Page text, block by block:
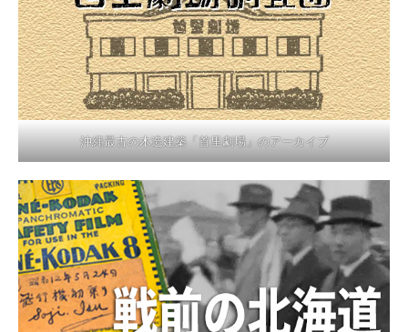
沖縄最古の木造建築「首里劇場」のアーカイブ